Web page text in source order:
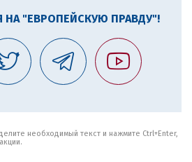
"ЕВРОПЕЙСКУЮ ПРАВДУ"!
необходимый текст и нажмите Ctrl+Enter,